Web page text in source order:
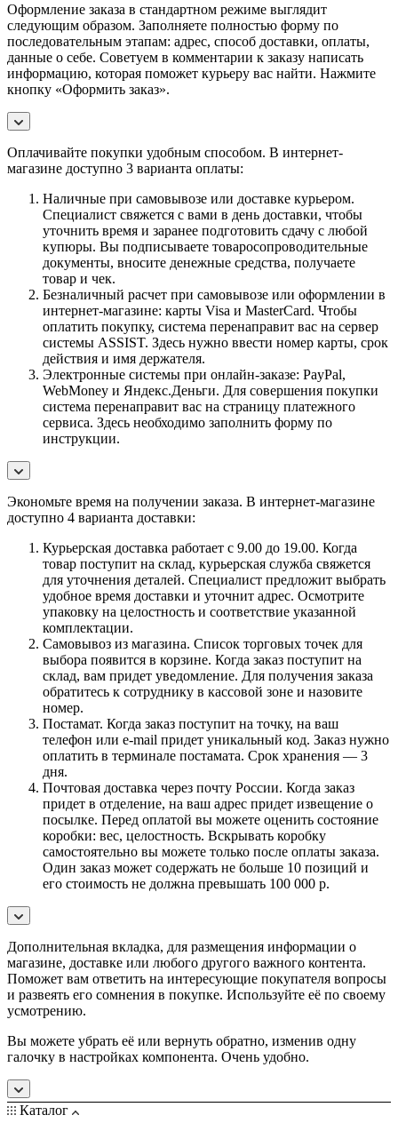
Оформление заказа в стандартном режиме выглядит
следующим образом. Заполняете полностью форму по
последовательным этапам: адрес, способ доставки, оплаты,
данные о себе. Советуем в комментарии к заказу написать
информацию, которая поможет курьеру вас найти. Нажмите
кнопку «Оформить заказ».
Оплачивайте покупки удобным способом. В интернет-
магазине доступно 3 варианта оплаты:
Наличные при самовывозе или доставке курьером.
Специалист свяжется с вами в день доставки, чтобы
уточнить время и заранее подготовить сдачу с любой
купюры. Вы подписываете товаросопроводительные
документы, вносите денежные средства, получаете
товар и чек.
Безналичный расчет при самовывозе или оформлении в
интернет-магазине: карты Visa и MasterCard. Чтобы
оплатить покупку, система перенаправит вас на сервер
системы ASSIST. Здесь нужно ввести номер карты, срок
действия и имя держателя.
Электронные системы при онлайн-заказе: PayPal,
WebMoney и Яндекс.Деньги. Для совершения покупки
система перенаправит вас на страницу платежного
сервиса. Здесь необходимо заполнить форму по
инструкции.
Экономьте время на получении заказа. В интернет-магазине
доступно 4 варианта доставки:
Курьерская доставка работает с 9.00 до 19.00. Когда
товар поступит на склад, курьерская служба свяжется
для уточнения деталей. Специалист предложит выбрать
удобное время доставки и уточнит адрес. Осмотрите
упаковку на целостность и соответствие указанной
комплектации.
Самовывоз из магазина. Список торговых точек для
выбора появится в корзине. Когда заказ поступит на
склад, вам придет уведомление. Для получения заказа
обратитесь к сотруднику в кассовой зоне и назовите
номер.
Постамат. Когда заказ поступит на точку, на ваш
телефон или e-mail придет уникальный код. Заказ нужно
оплатить в терминале постамата. Срок хранения — 3
дня.
Почтовая доставка через почту России. Когда заказ
придет в отделение, на ваш адрес придет извещение о
посылке. Перед оплатой вы можете оценить состояние
коробки: вес, целостность. Вскрывать коробку
самостоятельно вы можете только после оплаты заказа.
Один заказ может содержать не больше 10 позиций и
его стоимость не должна превышать 100 000 р.
Дополнительная вкладка, для размещения информации о
магазине, доставке или любого другого важного контента.
Поможет вам ответить на интересующие покупателя вопросы
и развеять его сомнения в покупке. Используйте её по своему
усмотрению.
Вы можете убрать её или вернуть обратно, изменив одну
галочку в настройках компонента. Очень удобно.
Каталог